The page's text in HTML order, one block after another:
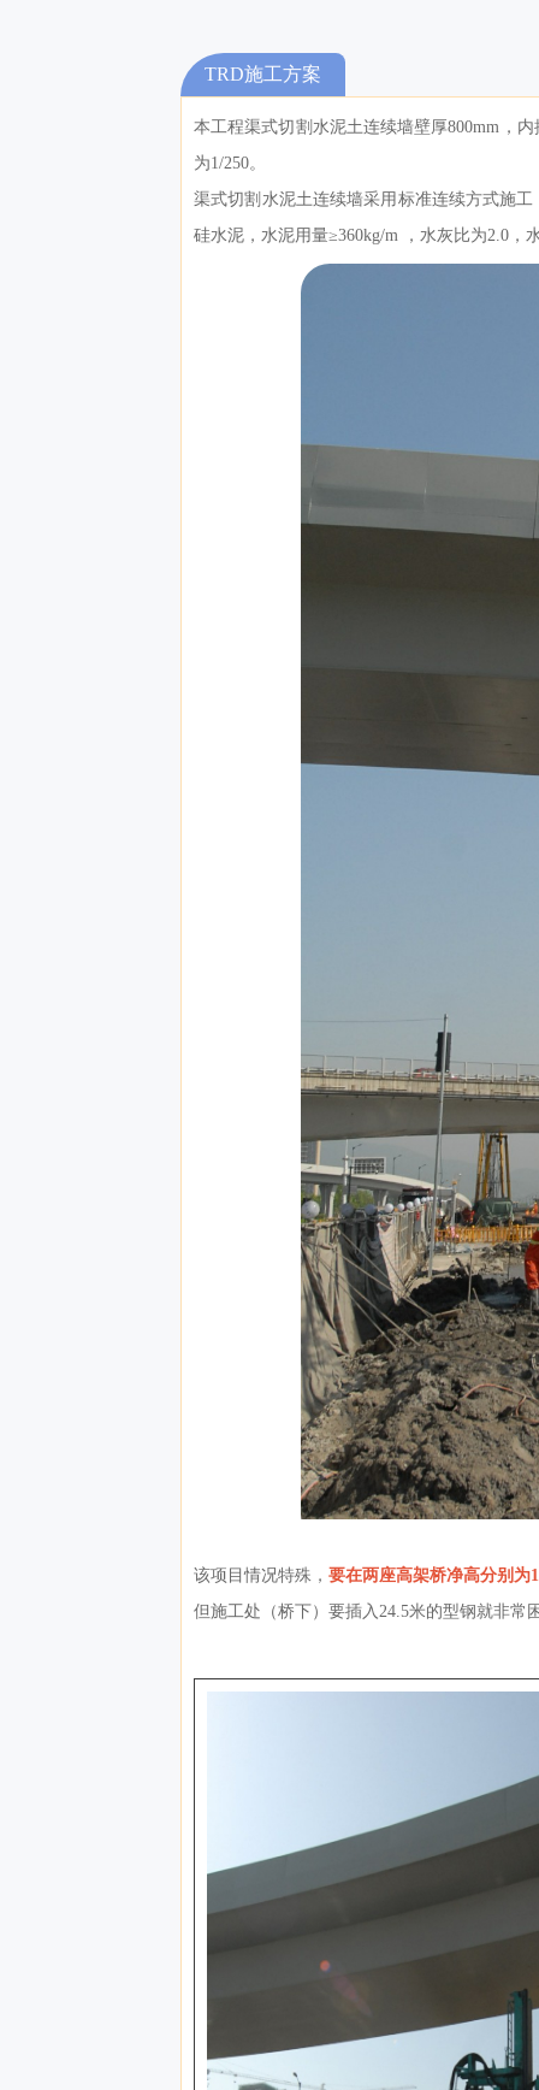
TRD施工方案
本工程渠式切割水泥土连续墙壁厚800mm，
为1/250。
渠式切割水泥土连续墙采用标准连续方式施
硅水泥，水泥用量≥360kg/m ，水灰比为2.0，
该项目情况特殊，要在两座高架桥净高分别为
但施工处（桥下）要插入24.5米的型钢就非